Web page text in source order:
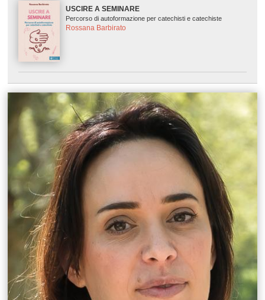
USCIRE A SEMINARE
Percorso di autoformazione per catechisti e catechiste
Rossana Barbirato